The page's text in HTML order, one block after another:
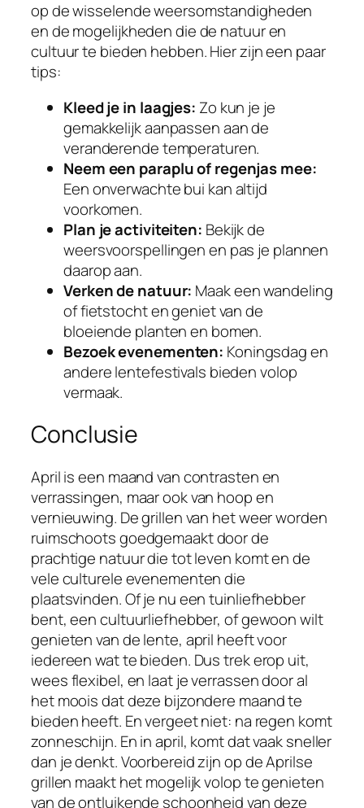
op de wisselende weersomstandigheden
en de mogelijkheden die de natuur en
cultuur te bieden hebben. Hier zijn een paar
tips:
Kleed je in laagjes: Zo kun je je
gemakkelijk aanpassen aan de
veranderende temperaturen.
Neem een paraplu of regenjas mee:
Een onverwachte bui kan altijd
voorkomen.
Plan je activiteiten: Bekijk de
weersvoorspellingen en pas je plannen
daarop aan.
Verken de natuur: Maak een wandeling
of fietstocht en geniet van de
bloeiende planten en bomen.
Bezoek evenementen: Koningsdag en
andere lentefestivals bieden volop
vermaak.
Conclusie
April is een maand van contrasten en
verrassingen, maar ook van hoop en
vernieuwing. De grillen van het weer worden
ruimschoots goedgemaakt door de
prachtige natuur die tot leven komt en de
vele culturele evenementen die
plaatsvinden. Of je nu een tuinliefhebber
bent, een cultuurliefhebber, of gewoon wilt
genieten van de lente, april heeft voor
iedereen wat te bieden. Dus trek erop uit,
wees flexibel, en laat je verrassen door al
het moois dat deze bijzondere maand te
bieden heeft. En vergeet niet: na regen komt
zonneschijn. En in april, komt dat vaak sneller
dan je denkt. Voorbereid zijn op de Aprilse
grillen maakt het mogelijk volop te genieten
van de ontluikende schoonheid van deze